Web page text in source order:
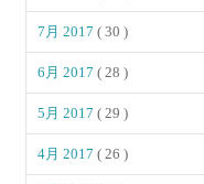
7月 2017( 30 )
6月 2017( 28 )
5月 2017( 29 )
4月 2017( 26 )